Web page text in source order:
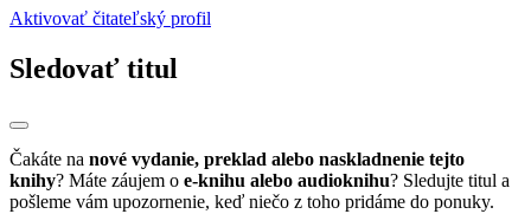
Aktivovať čitateľský profil
Sledovať titul
Čakáte na nové vydanie, preklad alebo naskladnenie tejto
knihy? Máte záujem o e-knihu alebo audioknihu? Sledujte titul a
pošleme vám upozornenie, keď niečo z toho pridáme do ponuky.